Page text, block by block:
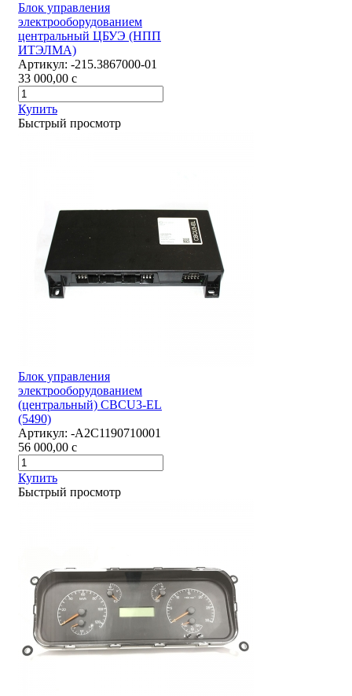
Блок управления
электрооборудованием
центральный ЦБУЭ (НПП
ИТЭЛМА)
Артикул: -215.3867000-01
33 000,00 c
Купить
Быстрый просмотр
Блок управления
электрооборудованием
(центральный) CBCU3-EL
(5490)
Артикул: -А2С1190710001
56 000,00 c
Купить
Быстрый просмотр